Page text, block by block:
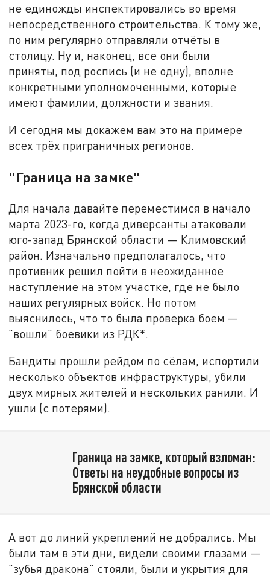
не единожды инспектировались во время
непосредственного строительства. К тому же,
по ним регулярно отправляли отчёты в
столицу. Ну и, наконец, все они были
приняты, под роспись (и не одну), вполне
конкретными уполномоченными, которые
имеют фамилии, должности и звания.
И сегодня мы докажем вам это на примере
всех трёх приграничных регионов.
"Граница на замке"
Для начала давайте переместимся в начало
марта 2023-го, когда диверсанты атаковали
юго-запад Брянской области — Климовский
район. Изначально предполагалось, что
противник решил пойти в неожиданное
наступление на этом участке, где не было
наших регулярных войск. Но потом
выяснилось, что то была проверка боем —
"вошли" боевики из РДК*.
Бандиты прошли рейдом по сёлам, испортили
несколько объектов инфраструктуры, убили
двух мирных жителей и нескольких ранили. И
ушли (с потерями).
Граница на замке, который взломан:
Ответы на неудобные вопросы из
Брянской области
А вот до линий укреплений не добрались. Мы
были там в эти дни, видели своими глазами —
"зубья дракона" стояли, были и укрытия для